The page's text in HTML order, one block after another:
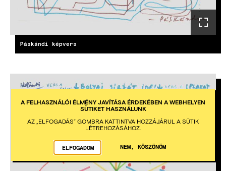
Páskándi képvers
A FELHASZNÁLÓI ÉLMÉNY JAVÍTÁSA ÉRDEKÉBEN A WEBHELYEN
SÜTIKET HASZNÁLUNK
AZ „ELFOGADÁS” GOMBRA KATTINTVA HOZZÁJÁRUL A SÜTIK
LÉTREHOZÁSÁHOZ.
ELFOGADOM NEM, KÖSZÖNÖM